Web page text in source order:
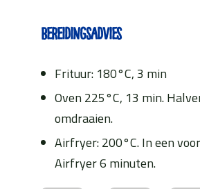
Bereidingsadvies
Frituur: 180°C, 3 min
Oven 225°C, 13 min.
omdraaien.
Airfryer: 200°C. In een
Airfryer 6 minuten.